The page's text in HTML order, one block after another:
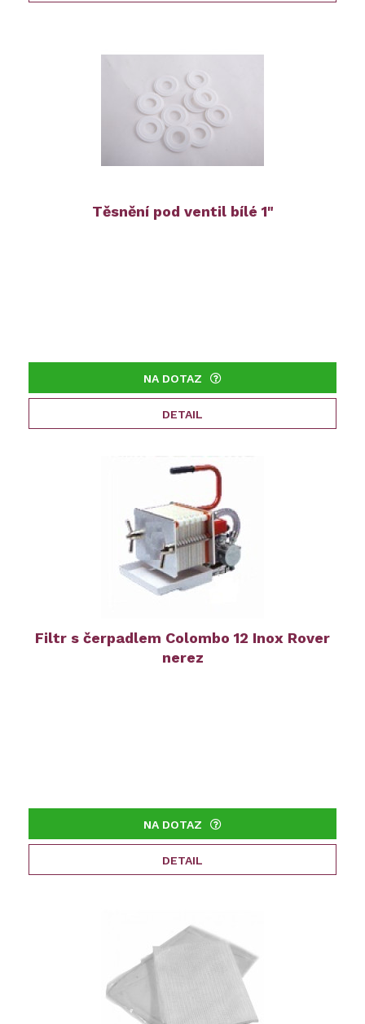
Těsnění pod ventil bílé 1"
NA DOTAZ
DETAIL
Filtr s čerpadlem Colombo 12 Inox Rover
nerez
NA DOTAZ
DETAIL